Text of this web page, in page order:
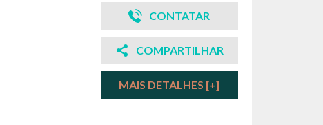
CONTATAR
COMPARTILHAR
MAIS DETALHES [+]